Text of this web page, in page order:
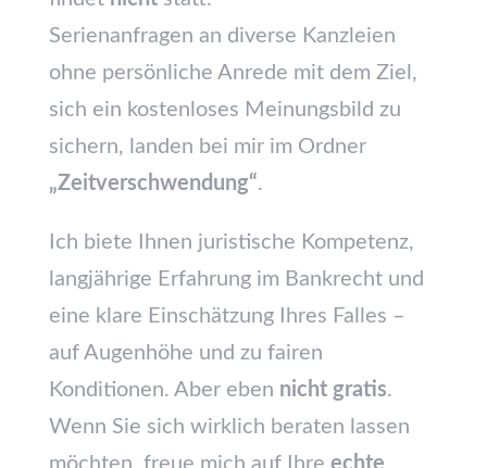
Serienanfragen an diverse Kanzleien
ohne persönliche Anrede mit dem Ziel,
sich ein kostenloses Meinungsbild zu
sichern, landen bei mir im Ordner
„Zeitverschwendung“.
Ich biete Ihnen juristische Kompetenz,
langjährige Erfahrung im Bankrecht und
eine klare Einschätzung Ihres Falles –
auf Augenhöhe und zu fairen
Konditionen. Aber eben nicht gratis.
Wenn Sie sich wirklich beraten lassen
möchten, freue mich auf Ihre echte